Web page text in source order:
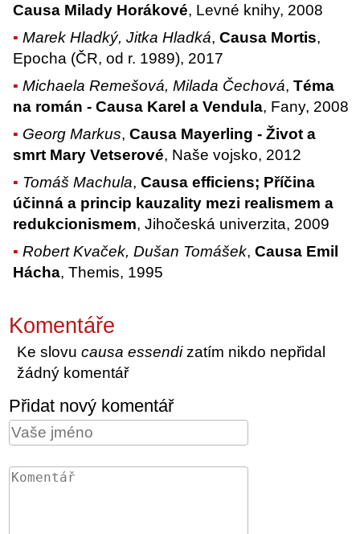
Causa Milady Horákové, Levné knihy, 2008
Marek Hladký, Jitka Hladká,Causa Mortis,
Epocha (ČR, od r. 1989), 2017
Michaela Remešová, Milada Čechová,Téma
na román - Causa Karel a Vendula, Fany, 2008
Georg Markus,Causa Mayerling - Život a
smrt Mary Vetserové, Naše vojsko, 2012
Tomáš Machula,Causa efficiens; Příčina
účinná a princip kauzality mezi realismem a
redukcionismem, Jihočeská univerzita, 2009
Robert Kvaček, Dušan Tomášek,Causa Emil
Hácha, Themis, 1995
Komentáře
Ke slovucausa essendizatím nikdo nepřidal
žádný komentář
Přidat nový komentář